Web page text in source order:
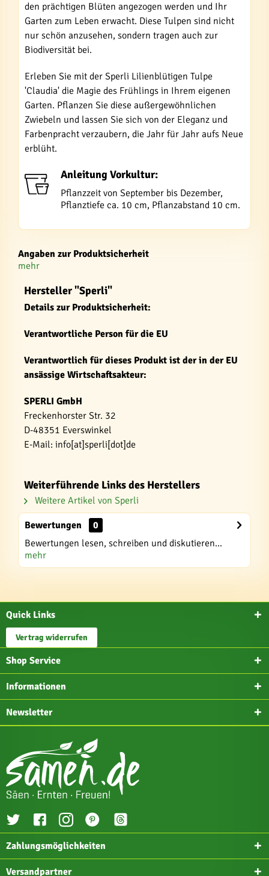
den prächtigen Blüten angezogen werden und Ihr
Garten zum Leben erwacht. Diese Tulpen sind nicht
nur schön anzusehen, sondern tragen auch zur
Biodiversität bei.
Erleben Sie mit der Sperli Lilienblütigen Tulpe
'Claudia' die Magie des Frühlings in Ihrem eigenen
Garten. Pflanzen Sie diese außergewöhnlichen
Zwiebeln und lassen Sie sich von der Eleganz und
Farbenpracht verzaubern, die Jahr für Jahr aufs Neue
erblüht.
Anleitung Vorkultur:
Pflanzzeit von September bis Dezember,
Pflanztiefe ca. 10 cm, Pflanzabstand 10 cm.
Angaben zur Produktsicherheit
mehr
Hersteller "Sperli"
Details zur Produktsicherheit:
Verantwortliche Person für die EU
Verantwortlich für dieses Produkt ist der in der EU
ansässige Wirtschaftsakteur:
SPERLI GmbH
Freckenhorster Str. 32
D-48351 Everswinkel
E-Mail: info[at]sperli[dot]de
Weiterführende Links des Herstellers
Weitere Artikel von Sperli
Bewertungen
0
Bewertungen lesen, schreiben und diskutieren...
mehr
Quick Links
Vertrag widerrufen
Shop Service
Informationen
Newsletter
Zahlungsmöglichkeiten
Versandpartner